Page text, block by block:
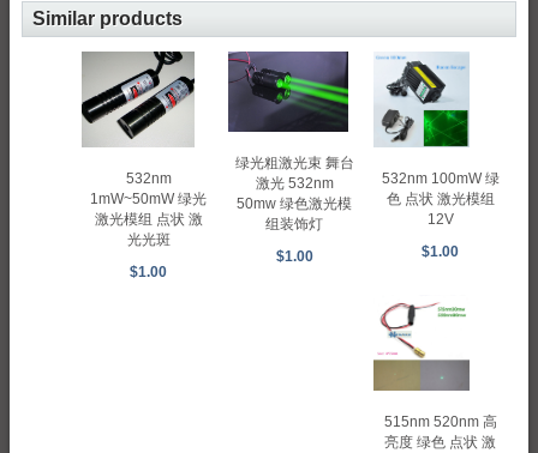
Similar products
532nm
1mW~50mW 绿光
激光模组 点状 激
光光斑
$1.00
绿光粗激光束 舞台
激光 532nm
50mw 绿色激光模
组装饰灯
$1.00
532nm 100mW 绿
色 点状 激光模组
12V
$1.00
515nm 520nm 高
亮度 绿色 点状 激